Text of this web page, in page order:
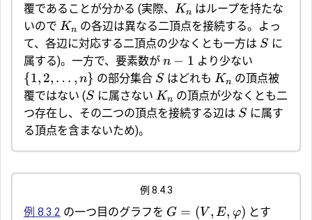
覆であることが分かる (実際、 Kn はループを持たな
いので Kn の各辺は異なる二頂点を接続する。よっ
て、各辺に対応する二頂点の少なくとも一方は S に
属する)。一方で、要素数が n − 1 より少ない
{1, 2, … , n} の部分集合 S はどれも Kn の頂点被
覆ではない (S に属さないKn の頂点が少なくとも二
つ存在し、その二つの頂点を接続する辺は S に属す
る頂点を含まないため)。
例 8.4.3
例 8.3.2 の一つ目のグラフを G = (V , E, φ) とす